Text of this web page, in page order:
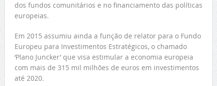
dos fundos comunitários e no financiamento das políticas
europeias.
Em 2015 assumiu ainda a função de relator para o Fundo
Europeu para Investimentos Estratégicos, o chamado
‘Plano Juncker’ que visa estimular a economia europeia
com mais de 315 mil milhões de euros em investimentos
até 2020.